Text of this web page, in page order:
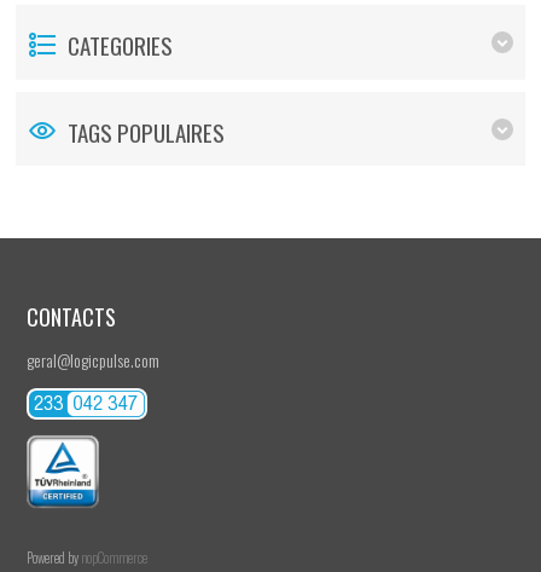
CATEGORIES
TAGS POPULAIRES
CONTACTS
geral@logicpulse.com
Powered bynopCommerce